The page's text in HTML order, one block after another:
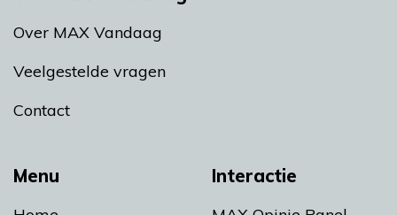
Menu Interactie
Over MAX Vandaag
Veelgestelde vragen
Contact